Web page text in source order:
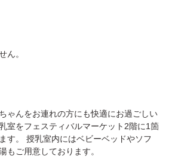
ん。
ゃんをお連れの方にも快適にお過ごしい
室をフェスティバルマーケット2階に1箇
す。 授乳室内にはベビーベッドやソフ
もご用意しております。